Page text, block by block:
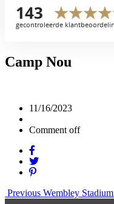
La Liga
Serie A
Contact
Camp Nou
11/16/2023
Comment off
Previous Wembley Stadium